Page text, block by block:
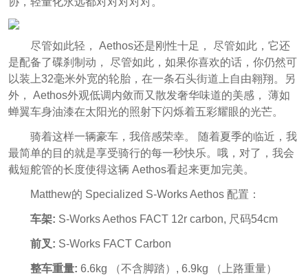
尽管如此轻，
Aethos还是刚性十足， 尽管如此，它还
是配备了碟刹制动， 尽管如此，如果你喜欢的话，你仍然可
以装上32毫米外宽的轮胎，在一条石头街道上自由翱翔。
另
外，
Aethos外观低调内敛而又散发奢华味道的美感， 薄如
蝉翼车身油漆在太阳光的照射下闪烁着五彩耀眼的光芒。
骑着这样一辆豪车，我倍感荣幸。 随着夏季的临近，我
最简单的目的就是享受骑行的每一秒快乐。哦，对了，我会
截短舵管的长度使得这辆 Aethos看起来更加完美。
Matthew的 Specialized S-Works Aethos 配置：
车架: S-Works Aethos FACT 12r carbon, 尺码54cm
前叉: S-Works FACT Carbon
整车重量: 6.6kg （不含脚踏）, 6.9kg （上路重量）